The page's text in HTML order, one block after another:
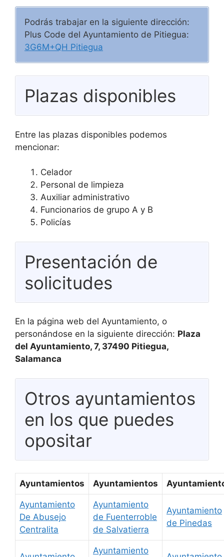
Podrás trabajar en la siguiente dirección:
Plus Code del Ayuntamiento de Pitiegua:
3G6M+QH Pitiegua
Plazas disponibles
Entre las plazas disponibles podemos
mencionar:
Celador
Personal de limpieza
Auxiliar administrativo
Funcionarios de grupo A y B
Policías
Presentación de
solicitudes
En la página web del Ayuntamiento, o
personándose en la siguiente dirección: Plaza
del Ayuntamiento, 7, 37490 Pitiegua,
Salamanca
Otros ayuntamientos
en los que puedes
opositar
Ayuntamientos Ayuntamientos
Ayuntamiento
De Abusejo
Centralita
Ayuntamiento
de Fuenterroble
de Salvatierra
Ayuntamiento
de Pinedas
Ayuntamiento